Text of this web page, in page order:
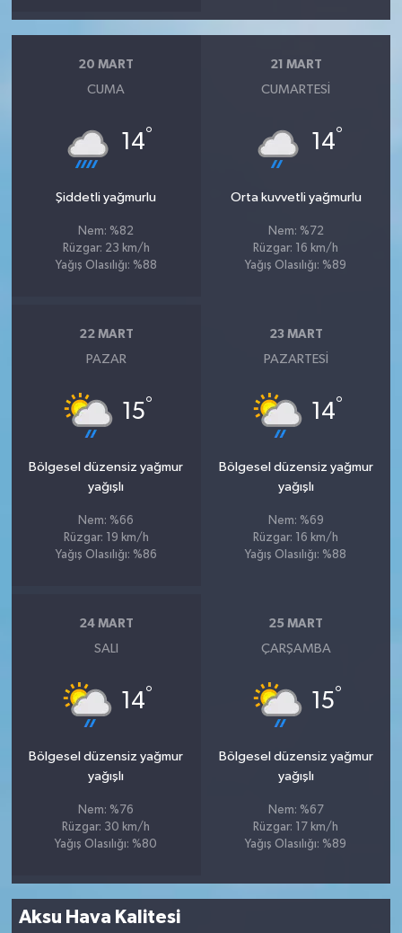
20 MART
CUMA
14°
Şiddetli yağmurlu
Nem: %82
Rüzgar: 23 km/h
Yağış Olasılığı: %88
21 MART
CUMARTESI
14°
Orta kuvvetli yağmurlu
Nem: %72
Rüzgar: 16 km/h
Yağış Olasılığı: %89
22 MART
PAZAR
15°
Bölgesel düzensiz yağmur
yağışlı
Nem: %66
Rüzgar: 19 km/h
Yağış Olasılığı: %86
23 MART
PAZARTESI
14°
Bölgesel düzensiz yağmur
yağışlı
Nem: %69
Rüzgar: 16 km/h
Yağış Olasılığı: %88
24 MART
SALI
14°
Bölgesel düzensiz yağmur
yağışlı
Nem: %76
Rüzgar: 30 km/h
Yağış Olasılığı: %80
25 MART
ÇARŞAMBA
15°
Bölgesel düzensiz yağmur
yağışlı
Nem: %67
Rüzgar: 17 km/h
Yağış Olasılığı: %89
Aksu Hava Kalitesi